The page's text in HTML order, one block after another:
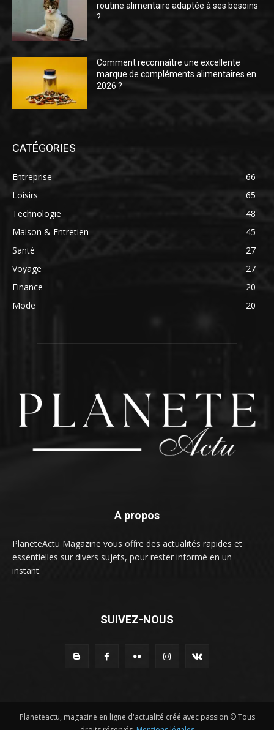
routine alimentaire adaptée à ses besoins
?
Comment reconnaître une excellente
marque de compléments alimentaires en
2026 ?
CATÉGORIES
Entreprise
66
Loisirs
65
Technologie
48
Maison & Entretien
45
Santé
27
Voyage
27
Finance
20
Mode
20
A propos
PlaneteActu Magazine vous offre des actualités rapides et
essentielles sur divers sujets, pour rester informé en un
instant.
SUIVEZ-NOUS
Planeteactu, magazine en ligne d'actualité créé avec passion © Tous